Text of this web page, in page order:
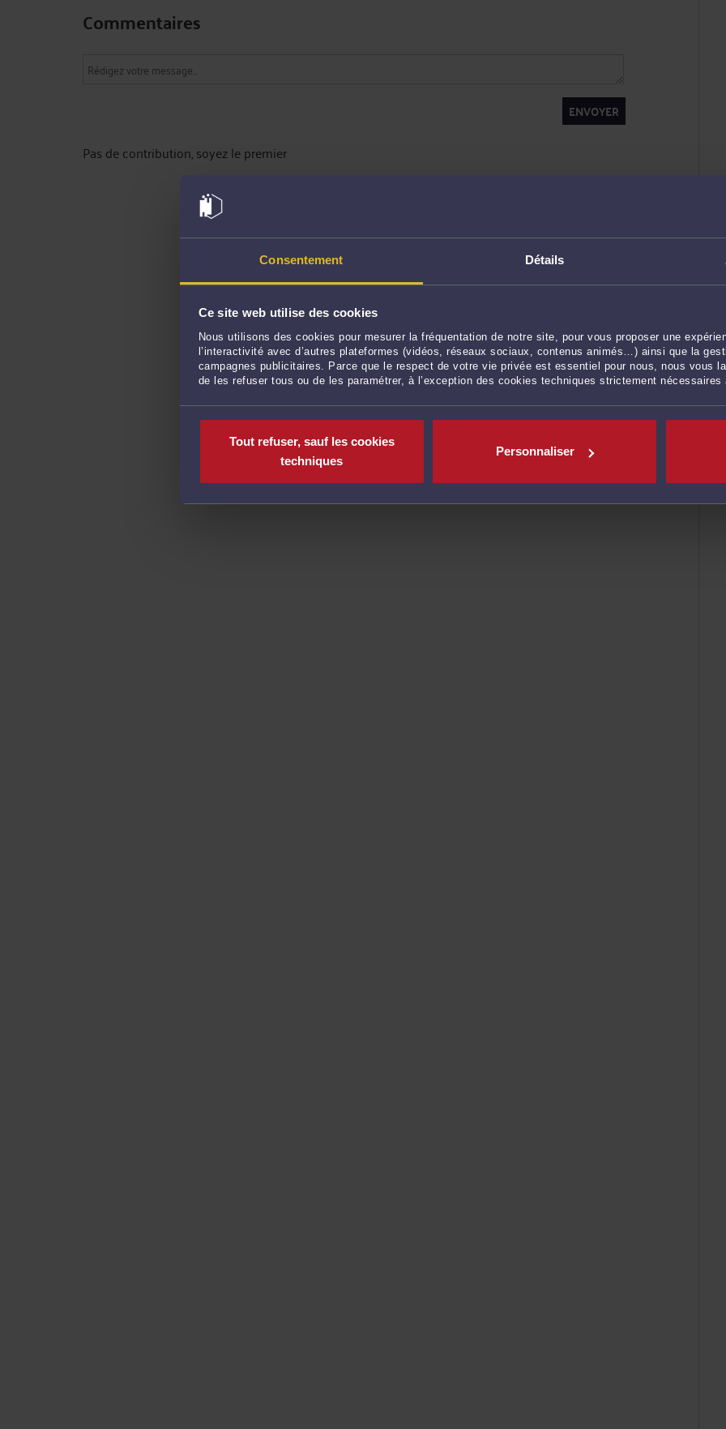
Consentement Détails
Ce site web utilise des cookies
Nous utilisons des cookies pour mesurer la fréquentation de notre site, pour vous proposer une
l’interactivité avec d’autres plateformes (vidéos, réseaux sociaux, contenus animés…) ainsi que la
campagnes publicitaires. Parce que le respect de votre vie privée est essentiel pour nous, nous vous
de les refuser tous ou de les paramétrer, à l’exception des cookies techniques strictement nécessaires
Tout refuser, sauf les cookies
techniques
Personnaliser
Commentaires
ENVOYER
Pas de contribution, soyez le premier